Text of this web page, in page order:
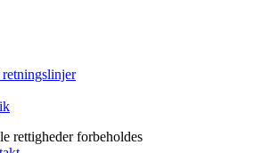
rettigheder forbeholdes